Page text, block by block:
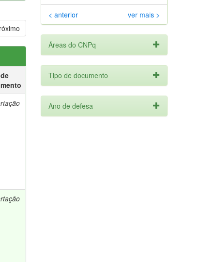
< anterior ver mais >
Áreas do CNPq
Tipo de documento
Ano de defesa